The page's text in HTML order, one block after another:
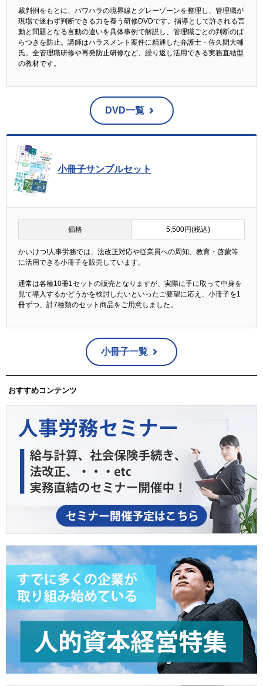
裁判例をもとに、パワハラの境界線とグレーゾーンを整理し、管理職が
現場で迷わず判断できる力を養う研修DVDです。指導として許される言
動と問題となる言動の違いを具体事例で解説し、管理職ごとの判断のば
らつきを防止。講師はハラスメント案件に精通した弁護士・佐久間大輔
氏。全管理職研修や再発防止研修など、繰り返し活用できる実務直結型
の教材です。
DVD一覧
小冊子サンプルセット
価格 5,500円(税込)
かいけつ!人事労務では、法改正対応や従業員への周知、教育・啓蒙等
に活用できる小冊子を販売しています。
通常は各種10冊1セットの販売となりますが、実際に手に取って中身を
見て導入するかどうかを検討したいといったご要望に応え、小冊子を1
冊ずつ、計7種類のセット商品をご用意しました。
小冊子一覧
おすすめコンテンツ